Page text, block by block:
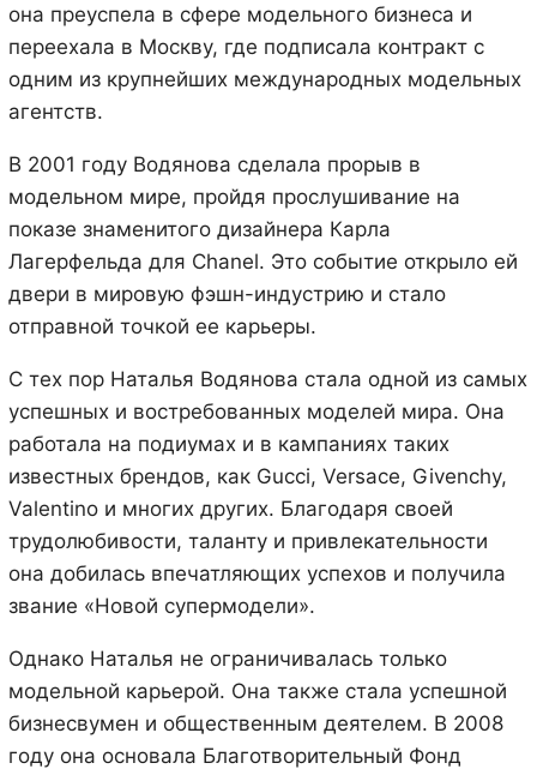
она преуспела в сфере модельного бизнеса и
переехала в Москву, где подписала контракт с
одним из крупнейших международных модельных
агентств.
В 2001 году Водянова сделала прорыв в
модельном мире, пройдя прослушивание на
показе знаменитого дизайнера Карла
Лагерфельда для Chanel. Это событие открыло ей
двери в мировую фэшн-индустрию и стало
отправной точкой ее карьеры.
С тех пор Наталья Водянова стала одной из самых
успешных и востребованных моделей мира. Она
работала на подиумах и в кампаниях таких
известных брендов, как Gucci, Versace, Givenchy,
Valentino и многих других. Благодаря своей
трудолюбивости, таланту и привлекательности
она добилась впечатляющих успехов и получила
звание «Новой супермодели».
Однако Наталья не ограничивалась только
модельной карьерой. Она также стала успешной
бизнесвумен и общественным деятелем. В 2008
году она основала Благотворительный Фонд